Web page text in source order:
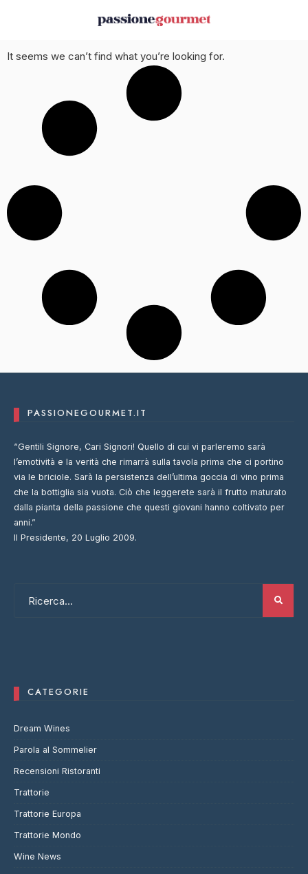
It seems we can’t find what you’re looking for.
PASSIONEGOURMET.IT
“Gentili Signore, Cari Signori! Quello di cui vi parleremo sarà
l’emotività e la verità che rimarrà sulla tavola prima che ci portino
via le briciole. Sarà la persistenza dell’ultima goccia di vino prima
che la bottiglia sia vuota. Ciò che leggerete sarà il frutto maturato
dalla pianta della passione che questi giovani hanno coltivato per
anni.”
Il Presidente, 20 Luglio 2009.
CATEGORIE
Dream Wines
Parola al Sommelier
Recensioni Ristoranti
Trattorie
Trattorie Europa
Trattorie Mondo
Wine News